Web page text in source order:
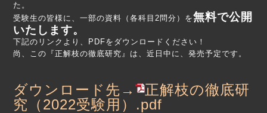
た。
受験生の皆様に、一部の資料（各科目2問分）を無料で公開
いたします。
下記のリンクより、PDFをダウンロードください！
尚、この『正解枝の徹底研究』は、近日中に、発売予定です。
ダウンロード先→
正解枝の徹底研
究（2022受験用）.pdf